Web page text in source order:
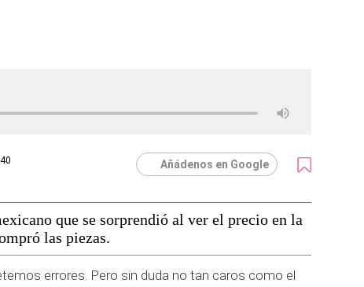
Añádenos en Google
que se sorprendió al ver el precio en la
las piezas.
errores. Pero sin duda no tan caros como el